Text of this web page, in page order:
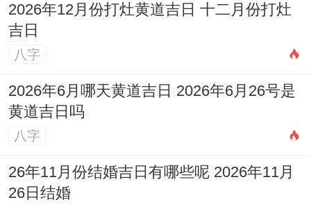
封顶点评建议
说实在的,上面找原因 2026年10月封顶
首推
10月20日（星期二）;此日天德吉神值日，
贵人运强、寓意家宅根基得佑，福泽深厚，
首选午时举行封顶仪式。
次选10月28日（星期三）；玉堂黄道吉日、
百无禁忌,万事亨通、建议在辰时开工;契合
2026年12月份打灶黄道吉日 十二月份打灶
吉日
八字
2026年6月哪天黄道吉日 2026年6月26号是
黄道吉日吗
八字
26年11月份结婚吉日有哪些呢 2026年11月
26日结婚